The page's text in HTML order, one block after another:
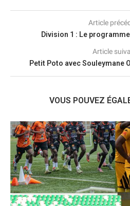
Article
Division 1 : Le
Article
Petit Poto avec Souleymane
VOUS POUVEZ